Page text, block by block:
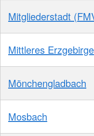
Mitgliederstadt
Mittleres Erzgebirge
Mönchengladbach
Mosbach